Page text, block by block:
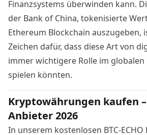
Finanzsystems überwinden kann.
der Bank of China, tokenisierte
Ethereum Blockchain auszugeben,
Zeichen dafür, dass diese Art von
immer wichtigere Rolle im globalen
spielen könnten.
Kryptowährungen kaufen
Anbieter 2026
In unserem kostenlosen BTC-